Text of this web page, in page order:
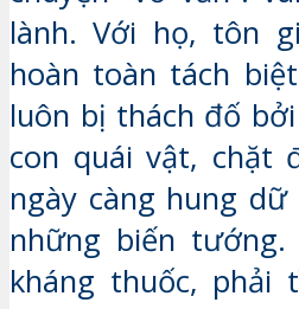
lành. Với họ, tôn
hoàn toàn tách
luôn bị thách đố
con quái vật, chặt
ngày càng hung
những biến
kháng thuốc, phải